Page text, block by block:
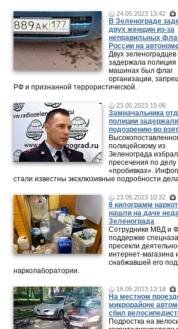
24.05.2023 13:42
В Зеленограде
двух женщин из-за
неправильных
России на
Двух зеленоградцев
задержала полиция
машинах был флаг
организации,
РФ и признанной террористической.
23.05.2023 15:06
Замначальника
полиции
подозрению во
полицейскому из
Зеленограда
пресечения по делу
«пробивках».
стали известны эксклюзивные подробности
23.05.2023 10:32
8 килограмм
нашли на даче
Зеленограда
Сотрудники МВД и
поддержке спецназа
пресекли
интернет-магазина
снабжавшей его
нарколаборатории.
18.05.2023 13:18
На местном
микрорайоне
сбил
Подростка на